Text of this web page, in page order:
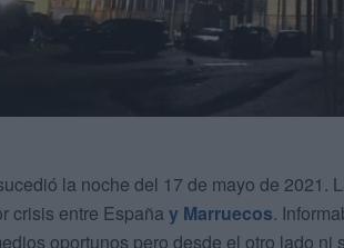
la noche del 17 de mayo de 2021.
crisis entre España y Marruecos.
oportunos pero desde el otro lado